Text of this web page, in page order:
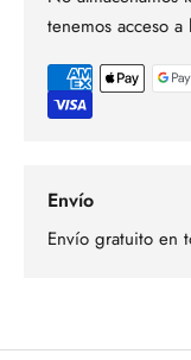
tenemos acceso
Envío
Envío gratuito en
un